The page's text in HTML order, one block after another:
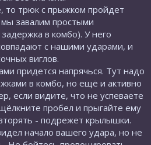
то трюк с прыжком пройдет
завалим простыми
в комбо). У него
с нашими ударами, и
виглов.
придется напрячься. Тут надо
в комбо, но ещё и активно
если видите, что не успеваете
пробел и прыгайте ему
- подрежет крылышки.
начало вашего удара, но не